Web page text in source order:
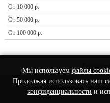
Мы используем файлы
Продолжая использовать наш
конфиденциальности и
© 2022 Интернет-Магазин